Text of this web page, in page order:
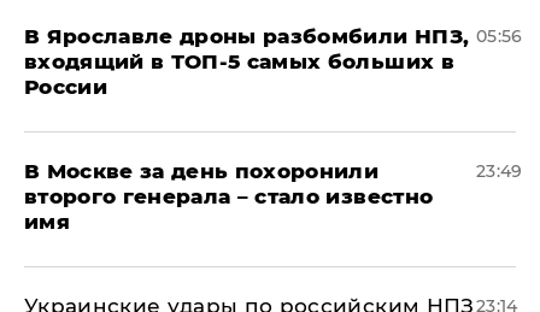
В Ярославле дроны разбомбили НПЗ,
входящий в ТОП-5 самых больших в
России
05:56
В Москве за день похоронили
второго генерала – стало известно
имя
23:49
Украинские удары по российским НПЗ23:14